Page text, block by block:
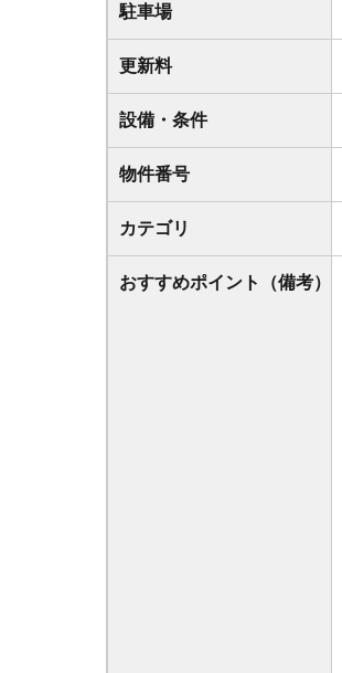
駐車場
更新料
設備・条件
物件番号
カテゴリ
おすすめポイント（備考）